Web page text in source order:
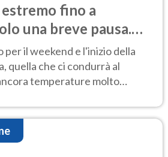
fino a
una breve pausa.
per il weekend e l'inizio della
quella che ci condurrà al
temperature molto